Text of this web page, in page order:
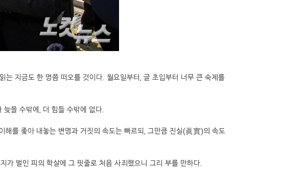
지금도 한 명쯤 떠오를 것이다. 월요일부터, 글 초입부터 너무 큰 숙제를
을 수밖에, 더 힘들 수밖에 없다.
를 좇아 내놓는 변명과 거짓의 속도는 빠르되, 그만큼 진실(眞實)의 속도
벌인 피의 학살에 그 핏줄로 처음 사죄했으니 그리 부를 만하다.